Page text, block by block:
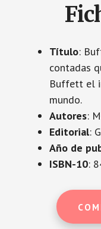
Título:
contadas
Buffett el
mundo.
Autores:
Editorial:
Año de
ISBN-10: